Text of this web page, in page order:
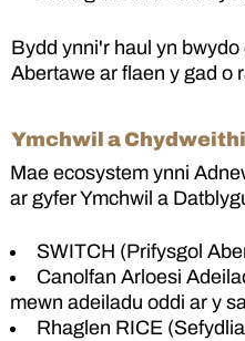
Bydd ynni'r haul yn
Abertawe ar flaen y gad o
Ymchwil a
Mae ecosystem ynni
ar gyfer Ymchwil a
SWITCH (Prifysgol
Canolfan Arloesi
mewn adeiladu oddi ar y
Rhaglen RICE